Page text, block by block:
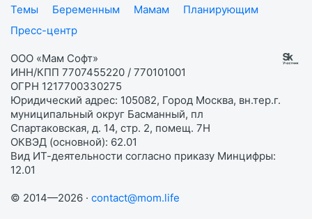
Темы
Беременным Мамам
Планирующим
Пресс-центр
ООО «Мам Софт»
ИНН/КПП 7707455220 / 770101001
ОГРН 1217700330275
Юридический адрес: 105082, Город Москва, вн.тер.г.
муниципальный округ Басманный, пл
Спартаковская, д. 14, стр. 2, помещ. 7Н
ОКВЭД (основной): 62.01
Вид ИТ-деятельности согласно приказу Минцифры:
12.01
© 2014—2026 · contact@mom.life